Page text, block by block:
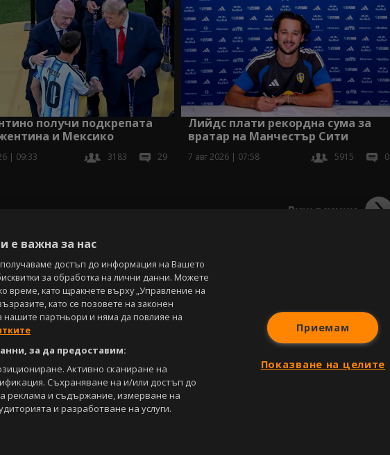
получи подкрепата
и Мексико
| 09:33 3183 29
Лийдс плати рекордна сума за
вратар на Манчестър Сити
7 авг 2026 | 07:58 5915 0
Виж всички
е важна за нас
достъп до информация на Вашето
за обработка на лични данни. Можете
време, като щракнете върху „Управление на
като се позовете на законен
партньори и няма да повлияе на
за да предоставим:
Активно сканиране на
Съхраняване на и/или достъп до
реклама и съдържание, измерване на
и разработване на услуги.
Приемам
Показване на целите